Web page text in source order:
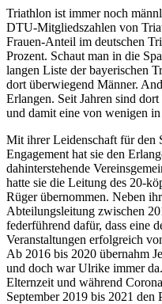
Triathlon ist immer noch
DTU-Mitgliedszahlen von
Frauen-Anteil im deutschen
Prozent. Schaut man in die
langen Liste der bayerischen
dort überwiegend Männer.
Erlangen. Seit Jahren sind
und damit eine von wenigen
Mit ihrer Leidenschaft für den
Engagement hat sie den
dahinterstehende
hatte sie die Leitung des 20-
Rüger übernommen. Neben
Abteilungsleitung zwischen
federführend dafür, dass eine
Veranstaltungen erfolgreich
Ab 2016 bis 2020 übernahm
und doch war Ulrike immer
Elternzeit und während
September 2019 bis 2021 den